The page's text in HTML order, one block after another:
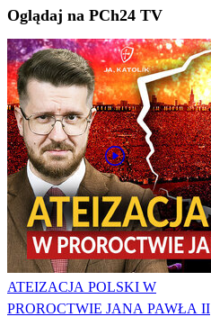
Oglądaj na PCh24 TV
ATEIZACJA POLSKI W
PROROCTWIE JANA PAWŁA II